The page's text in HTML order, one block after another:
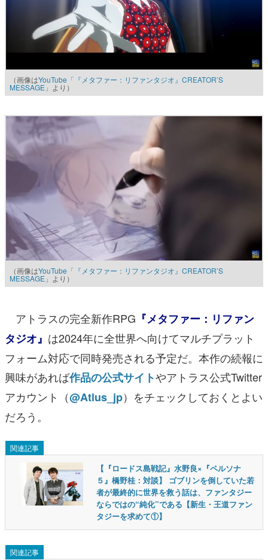
（画像はYouTube「『メタファー：リファンタジオ』CREATOR’S
MESSAGE」 より）
（画像はYouTube「『メタファー：リファンタジオ』CREATOR’S
MESSAGE」 より）
アトラスの完全新作RPG 『メタファー：リファン
タジオ』 は2024年に全世界へ向けてマルチプラット
フォーム対応で同時発売される予定だ。本作の続報に
興味があれば作品の公式サイトやアトラス公式Twitter
アカウント（@Atlus_jp）をチェックしておくとよい
だろう。
関連記事
【『ロードス島戦記』水野良×『ペルソナ
５』橋野桂：対談】 ゴブリンを倒していた若
者が最終的に世界を救う話は、ファンタジー
ならではの“純化”である【新生・王道ファン
タジーを求めて①】
関連記事